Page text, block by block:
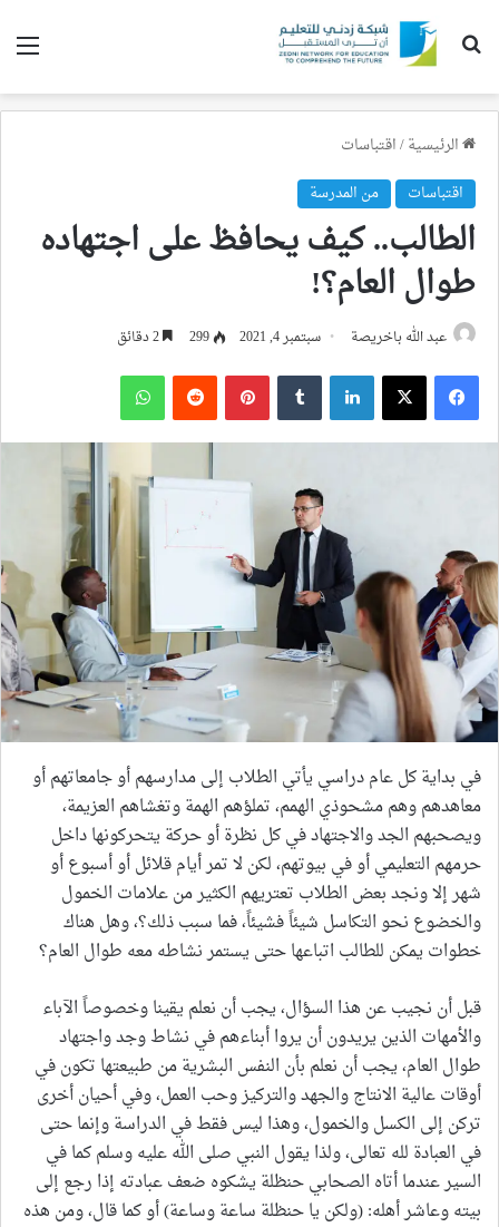
بحث عن
الرئيسية/اقتباسات
اقتباسات
من المدرسة
الطالب.. كيف يحافظ على اجتهاده
طوال العام؟!
عبد الله باخريصة سبتمبر 4, 2021 299
فيسبوك ‫X لينكدإن بينتيريست واتساب
في بداية كل عام دراسي يأتي الطلاب إلى مدارسهم أو جامعاتهم أو
معاهدهم وهم مشحوذي الهمم، تملؤهم الهمة وتغشاهم العزيمة،
ويصحبهم الجد والاجتهاد في كل نظرة أو حركة يتحركونها داخل
حرمهم التعليمي أو في بيوتهم، لكن لا تمر أيام قلائل أو أسبوع أو
شهر إلا ونجد بعض الطلاب تعتريهم الكثير من علامات الخمول
والخضوع نحو التكاسل شيئاً فشيئاً، فما سبب ذلك؟، وهل هناك
خطوات يمكن للطالب اتباعها حتى يستمر نشاطه معه طوال العام؟
قبل أن نجيب عن هذا السؤال، يجب أن نعلم يقينا وخصوصاً الآباء
والأمهات الذين يريدون أن يروا أبناءهم في نشاط وجد واجتهاد
طوال العام، يجب أن نعلم بأن النفس البشرية من طبيعتها تكون في
أوقات عالية الانتاج والجهد والتركيز وحب العمل، وفي أحيان أخرى
تركن إلى الكسل والخمول، وهذا ليس فقط في الدراسة وإنما حتى
في العبادة لله تعالى، ولذا يقول النبي صلى الله عليه وسلم كما في
السير عندما أتاه الصحابي حنظلة يشكوه ضعف عبادته إذا رجع إلى
بيته وعاشر أهله: (ولكن يا حنظلة ساعة وساعة) أو كما قال، ومن هذه